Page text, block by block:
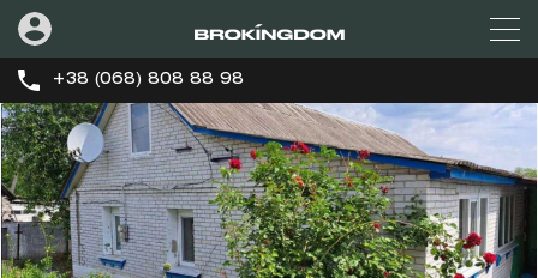
+38 (068) 808 88 98